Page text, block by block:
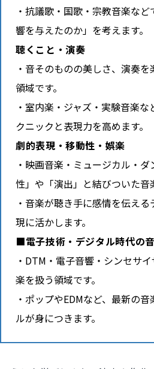
抗議歌・国歌・宗教音楽な
響を与えたのか」を考えます。
聴くこと・演奏
音そのものの美しさ、演奏を
領域です。
室内楽・ジャズ・実験音楽な
クニックと表現力を高めます。
劇的表現・移動性・娯楽
映画音楽・ミュージカル・
性」や「演出」と結びついた音
音楽が聴き手に感情を伝え
現に活かします。
■電子技術・デジタル時代の
DTM・電子音響・シンセサ
楽を扱う領域です。
ポップやEDMなど、最新の
ルが身につきます。